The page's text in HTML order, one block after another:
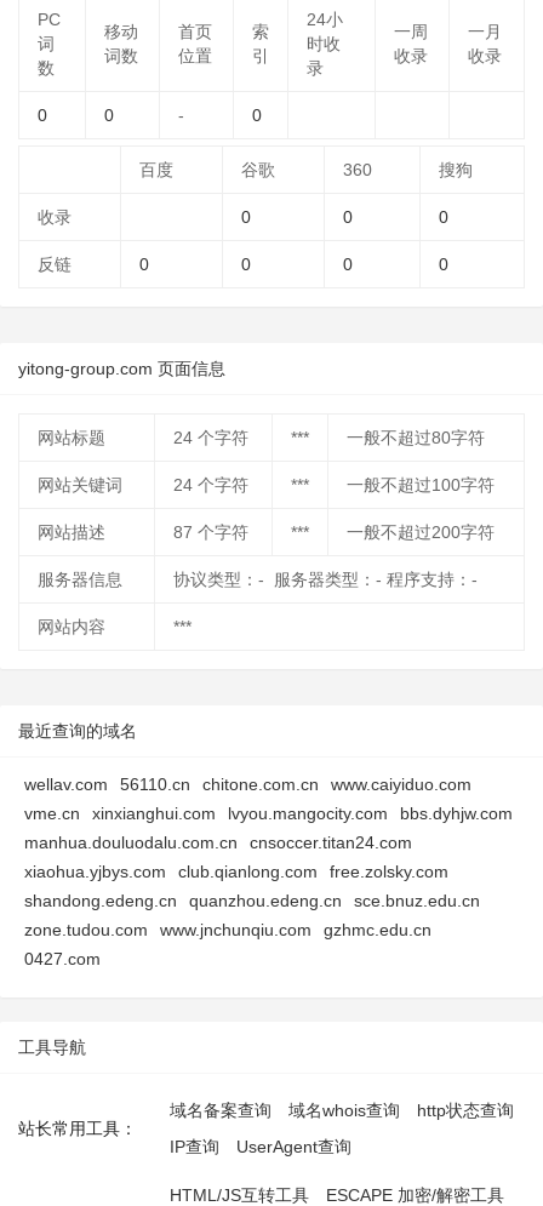
PC
词
数
移动
词数
首页
位置
索
引
24小
时收
录
一周
收录
一月
收录
0 0 - 0
百度 谷歌 360 搜狗
收录 0 0 0
反链 0 0 0 0
yitong-group.com 页面信息
网站标题 24 个字符 *** 一般不超过80字符
网站关键词 24 个字符 *** 一般不超过100字符
网站描述 87 个字符 *** 一般不超过200字符
服务器信息 协议类型：- 服务器类型：- 程序支持：-
网站内容 ***
最近查询的域名
wellav.com 56110.cn chitone.com.cn
www.caiyiduo.com
vme.cn
xinxianghui.com lvyou.mangocity.com
bbs.dyhjw.com
manhua.douluodalu.com.cn
cnsoccer.titan24.com
xiaohua.yjbys.com
club.qianlong.com
free.zolsky.com
shandong.edeng.cn
quanzhou.edeng.cn
sce.bnuz.edu.cn
zone.tudou.com
www.jnchunqiu.com
gzhmc.edu.cn
0427.com
工具导航
站长常用工具：
域名备案查询 域名whois查询
http状态查询
IP查询
UserAgent查询
HTML/JS互转工具 ESCAPE 加密/解密工具